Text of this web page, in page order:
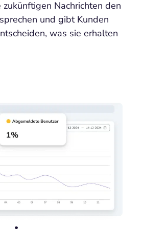
zukünftigen Nachrichten den
und gibt Kunden
was sie erhalten